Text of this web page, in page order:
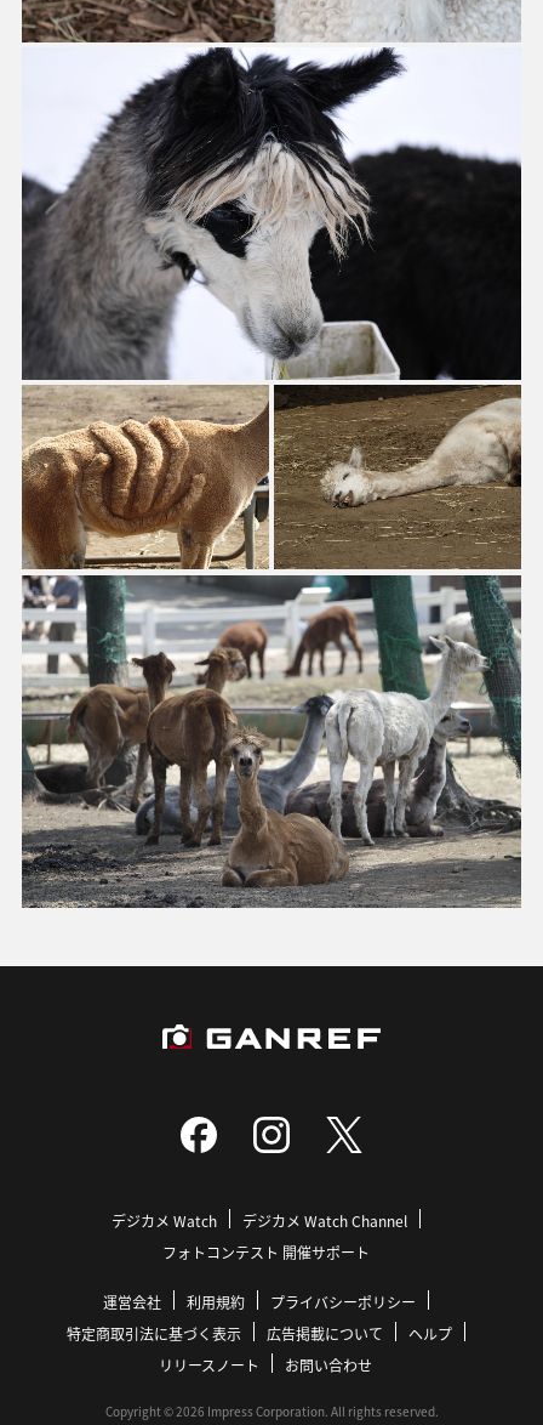
デジカメ Watch
デジカメ Watch Channel
フォトコンテスト 開催サポート
運営会社 利用規約
プライバシーポリシー
特定商取引法に基づく表示
広告掲載について
ヘルプ
リリースノート
お問い合わせ
Copyright © 2026 Impress Corporation. All rights reserved.